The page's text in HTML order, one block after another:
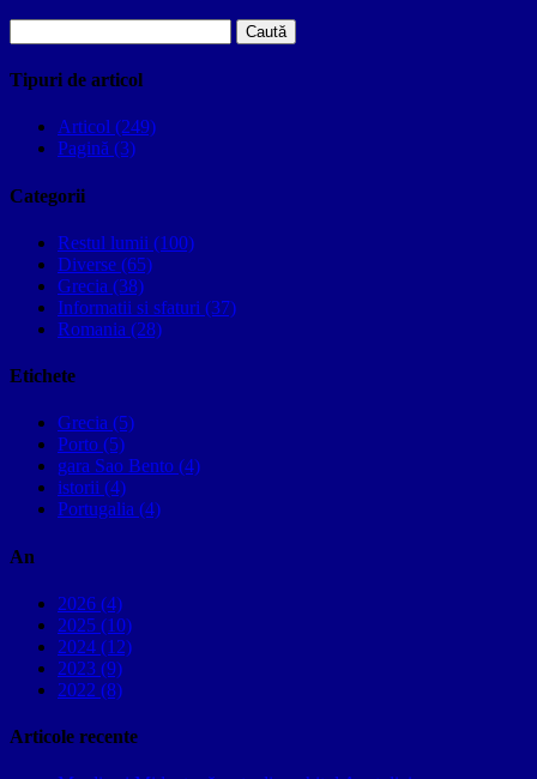
după:
Tipuri de articol
Articol (249)
Pagină (3)
Categorii
Restul lumii (100)
Diverse (65)
Grecia (38)
Informatii si sfaturi (37)
Romania (28)
Etichete
Grecia (5)
Porto (5)
gara Sao Bento (4)
istorii (4)
Portugalia (4)
An
2026 (4)
2025 (10)
2024 (12)
2023 (9)
2022 (8)
Articole recente